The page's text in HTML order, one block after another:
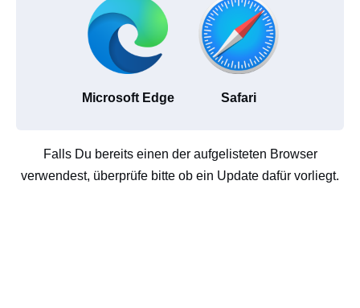
Microsoft Edge Safari
Falls Du bereits einen der aufgelisteten Browser
verwendest, überprüfe bitte ob ein Update dafür vorliegt.